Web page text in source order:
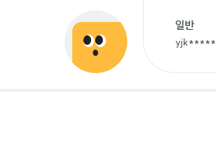
일반
yjk*****